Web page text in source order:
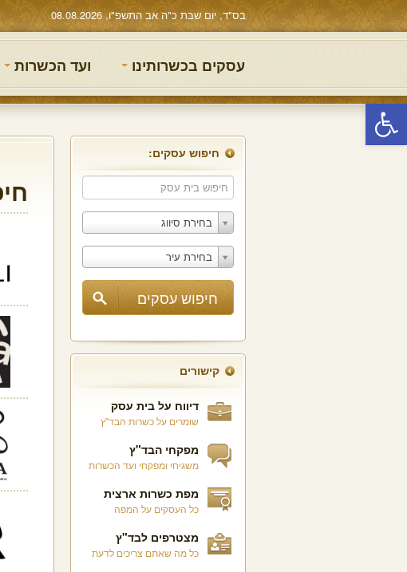
פתח סרגל נגישות
בס"ד, יום שבת כ"ה אב התשפ"ו, 08.08.2026
עסקים בכשרותינו ועד הכשרות
חיפוש עסקים:
בחירת סיווג
בחירת עיר
קישורים
דיווח על בית עסק
שומרים על כשרות הבד"ץ
מפקחי הבד"ץ
משגיחי ומפקחי ועד הכשרות
מפת כשרות ארצית
כל העסקים על המפה
מצטרפים לבד"ץ
כל מה שאתם צריכים לדעת